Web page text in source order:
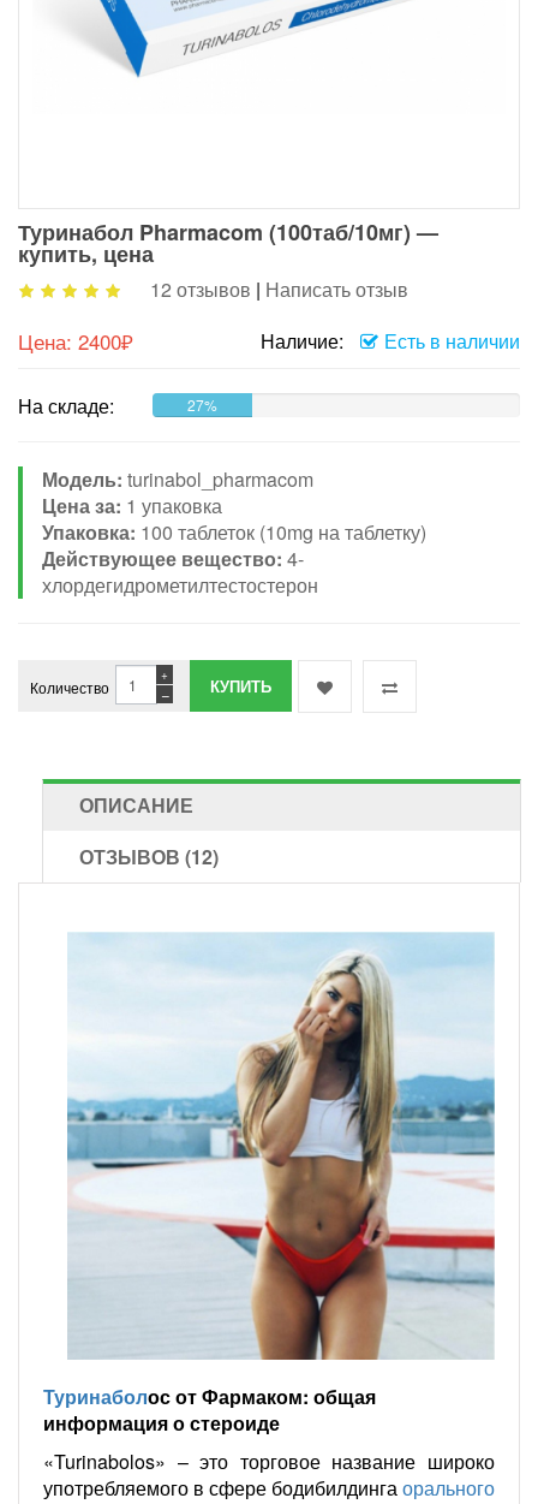
Туринабол Pharmacom (100таб/10мг) —
купить, цена
12 отзывов | Написать отзыв
Цена: 2400₽ Наличие: Есть в наличии
На складе: 27%
Модель: turinabol_pharmacom
Цена за: 1 упаковка
Упаковка: 100 таблеток (10mg на таблетку)
Действующее вещество: 4-
хлордегидрометилтестостерон
Количество −
+
ОПИСАНИЕ
ОТЗЫВОВ (12)
Туринаболос от Фармаком: общая
информация о стероиде
«Turinabolos» – это торговое название широко
употребляемого в сфере бодибилдингаорального